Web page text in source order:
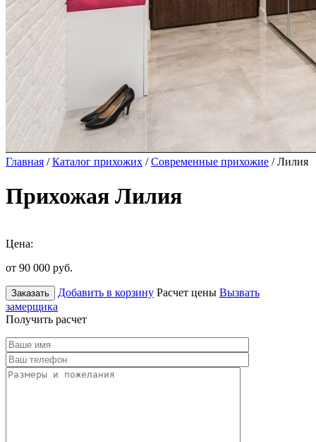
Главная /Каталог прихожих /Современные прихожие / Лилия
Прихожая Лилия
Цена:
от 90 000 руб.
Заказать Добавить в корзину Расчет цены Вызвать
замерщика
Получить расчет